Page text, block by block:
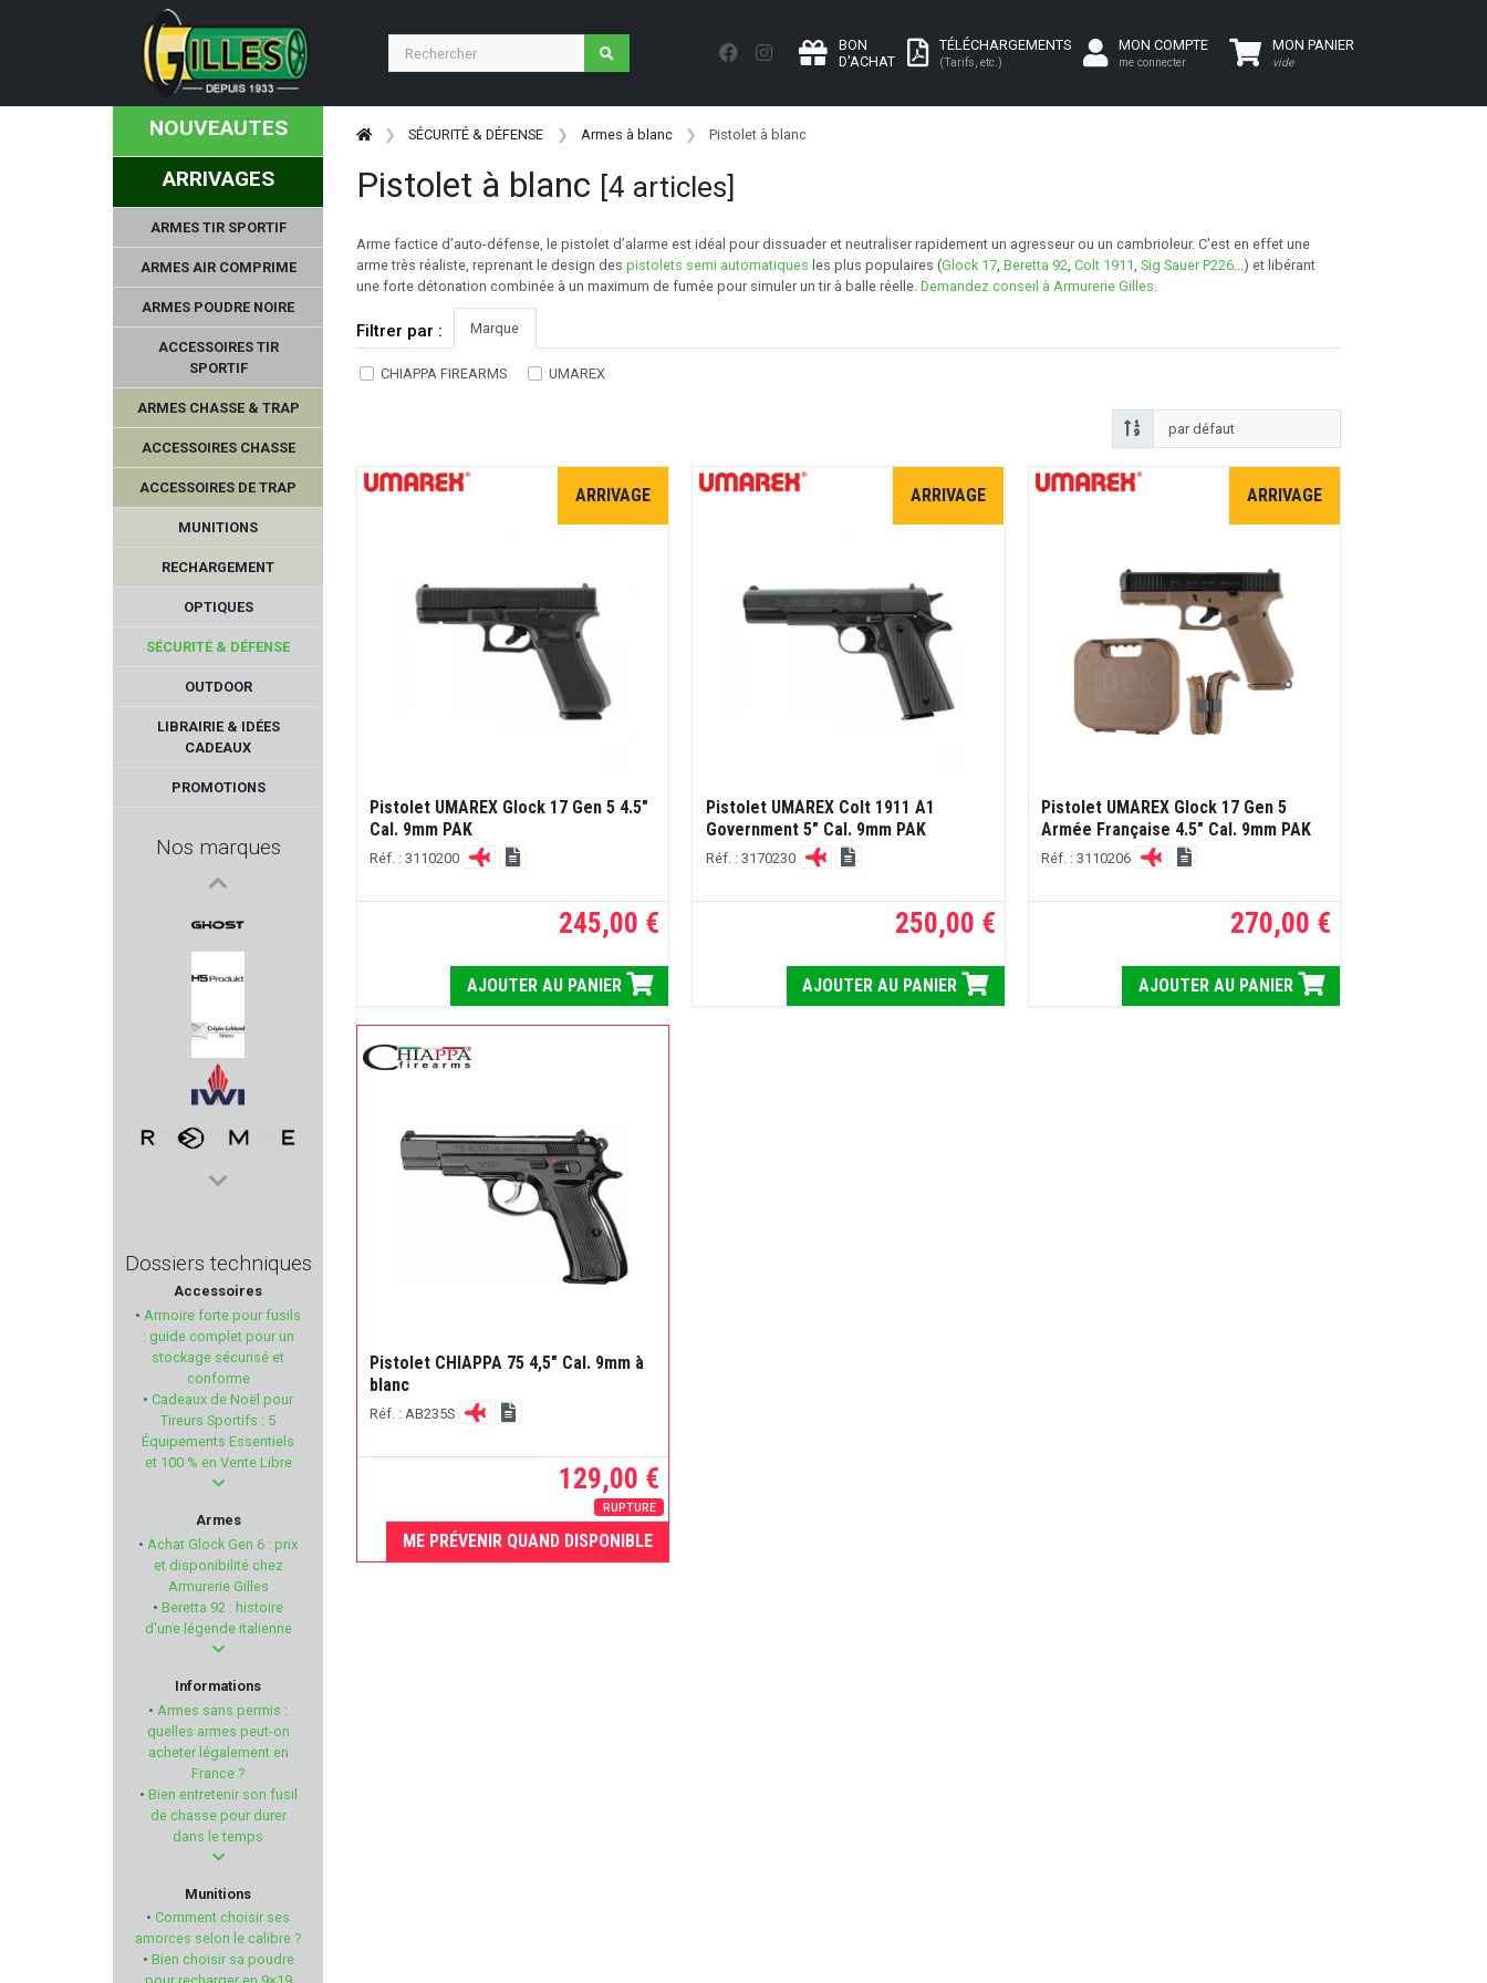
BON
D'ACHAT
TÉLÉCHARGEMENTS
(Tarifs, etc.)
MON COMPTE
me connecter
MON PANIER
vide
NOUVEAUTES
ARRIVAGES
ARMES TIR SPORTIF
ARMES AIR COMPRIME
ARMES POUDRE NOIRE
ACCESSOIRES TIR
SPORTIF
ARMES CHASSE & TRAP
ACCESSOIRES CHASSE
ACCESSOIRES DE TRAP
MUNITIONS
RECHARGEMENT
OPTIQUES
SÉCURITÉ & DÉFENSE
OUTDOOR
LIBRAIRIE & IDÉES
CADEAUX
PROMOTIONS
Nos marques
BATTLE ARMS
GHOST INTERNATIONAL
HS PRODUKT
CREPIN LEBLOND EDITION
ROME
HAENEL
UNIQUE
PHASE 5
DORR
ARMA ZEKA
TDC
WALDBERG
SAUER
COLT
RWS
Dossiers techniques
Accessoires
• Armoire forte pour fusils
: guide complet pour un
stockage sécurisé et
conforme
• Cadeaux de Noël pour
Tireurs Sportifs : 5
Équipements Essentiels
et 100 % en Vente Libre
Armes
• Achat Glock Gen 6 : prix
et disponibilité chez
Armurerie Gilles
• Beretta 92 : histoire
d'une légende italienne
Informations
• Armes sans permis :
quelles armes peut-on
acheter légalement en
France ?
• Bien entretenir son fusil
de chasse pour durer
dans le temps
Munitions
• Comment choisir ses
amorces selon le calibre ?
• Bien choisir sa poudre
SÉCURITÉ & DÉFENSE Armes à blanc Pistolet à blanc
Pistolet à blanc [4 articles]
Arme factice d’auto-défense, le pistolet d’alarme est idéal pour dissuader et neutraliser rapidement un agresseur ou un cambrioleur. C'est en effet une
arme très réaliste, reprenant le design des pistolets semi automatiques les plus populaires (Glock 17, Beretta 92, Colt 1911, Sig Sauer P226...) et libérant
une forte détonation combinée à un maximum de fumée pour simuler un tir à balle réelle. Demandez conseil à Armurerie Gilles.
Filtrer par : Marque
CHIAPPA FIREARMS UMAREX
ARRIVAGE
Pistolet UMAREX Glock 17 Gen 5 4.5"
Cal. 9mm PAK
Réf. : 3110200
245,00 €
AJOUTER AU PANIER
ARRIVAGE
Pistolet UMAREX Colt 1911 A1
Government 5" Cal. 9mm PAK
Réf. : 3170230
250,00 €
AJOUTER AU PANIER
ARRIVAGE
Pistolet UMAREX Glock 17 Gen 5
Armée Française 4.5" Cal. 9mm PAK
Réf. : 3110206
270,00 €
AJOUTER AU PANIER
Pistolet CHIAPPA 75 4,5" Cal. 9mm à
blanc
Réf. : AB235S
129,00 €
RUPTURE
ME PRÉVENIR QUAND DISPONIBLE